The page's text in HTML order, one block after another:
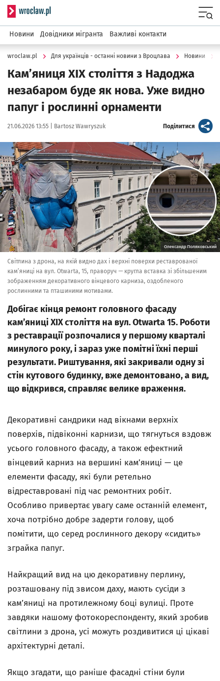
Serwis informacyjny wroclaw.pl
Новини Довідники мігранта Важливі контакти
wroclaw.pl Для українців - останні новини з Вроцлава Новини
Кам’яниця ХІХ століття з Надоджа
незабаром буде як нова. Уже видно
папуг і рослинні орнаменти
Data publikacji:
21.06.2026 13:55 | Autor:
Bartosz Wawryszuk Поділитися artykuł
Kliknij, aby powiększyć
Олександр Поляковський
Світлина з дрона, на якій видно дах і верхні поверхи реставрованої
кам’яниці на вул. Otwarta, 15, праворуч — кругла вставка зі збільшеним
зображенням декоративного вінцевого карниза, оздобленого
рослинними та пташиними мотивами.
Добігає кінця ремонт головного фасаду
кам’яниці ХІХ століття на вул. Otwarta 15. Роботи
з реставрації розпочалися у першому кварталі
минулого року, і зараз уже помітні їхні перші
результати. Риштування, які закривали одну зі
стін кутового будинку, вже демонтовано, а вид,
що відкрився, справляє велике враження.
Декоративні сандрики над вікнами верхніх
поверхів, підвіконні карнизи, що тягнуться вздовж
усього головного фасаду, а також ефектний
вінцевий карниз на вершині кам’яниці — це
елементи фасаду, які були ретельно
відреставровані під час ремонтних робіт.
Особливо привертає увагу саме останній елемент,
хоча потрібно добре задерти голову, щоб
помітити, що серед рослинного декору «сидить»
зграйка папуг.
Найкращий вид на цю декоративну перлину,
розташовану під звисом даху, мають сусіди з
кам’яниці на протилежному боці вулиці. Проте
завдяки нашому фотокореспонденту, який зробив
світлини з дрона, усі можуть роздивитися ці цікаві
архітектурні деталі.
Якщо згадати, що раніше фасадні стіни були